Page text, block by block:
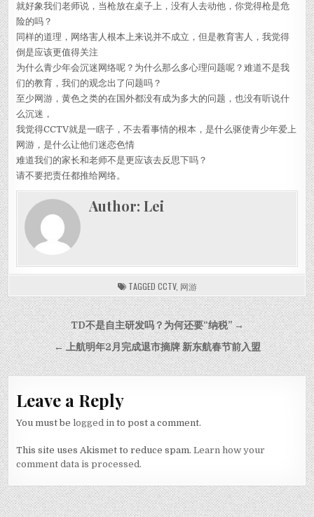
就好象我们老师说，当枪放在桌子上，没有人去动他，你觉得枪是危
险的吗？
同样的道理，网络害人根本上来说并不成立，但是教育害人，我觉得
倒是应该更值得关注
为什么青少年会沉迷网络呢？为什么那么多心理问题呢？难道不是我
们的教育，我们的观念出了问题吗？
至少网游，黄色之类的在国外都没有成为多大的问题，也没有听说什
么沉迷，
我觉得CCTV就是一瞎子，不去看事情的根本，是什么驱使青少年爱上
网游，是什么让他们迷恋色情
难道我们的家长和老师不是更应该去反思下吗？
请不要把责任都推给网络。
Author:Lei
TAGGED CCTV, 网游
Post navigation
TD不是自主研发吗？为何还要“纳税” →
← 上航明年2月完成退市摘牌 新东航春节前入盟
Leave a Reply
You must belogged in to post a comment.
This site uses Akismet to reduce spam.Learn how your
comment data is processed.